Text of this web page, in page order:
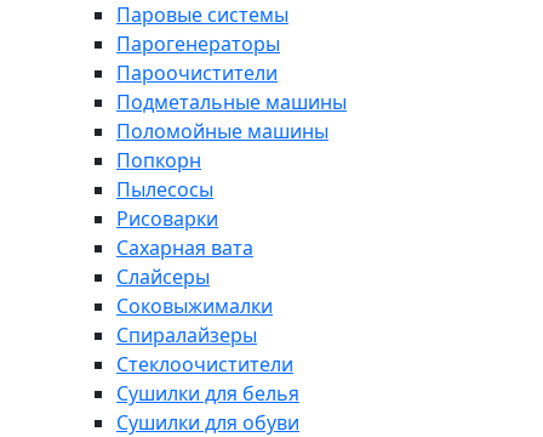
Паровые системы
Парогенераторы
Пароочистители
Подметальные машины
Поломойные машины
Попкорн
Пылесосы
Рисоварки
Сахарная вата
Слайсеры
Соковыжималки
Спиралайзеры
Стеклоочистители
Сушилки для белья
Сушилки для обуви